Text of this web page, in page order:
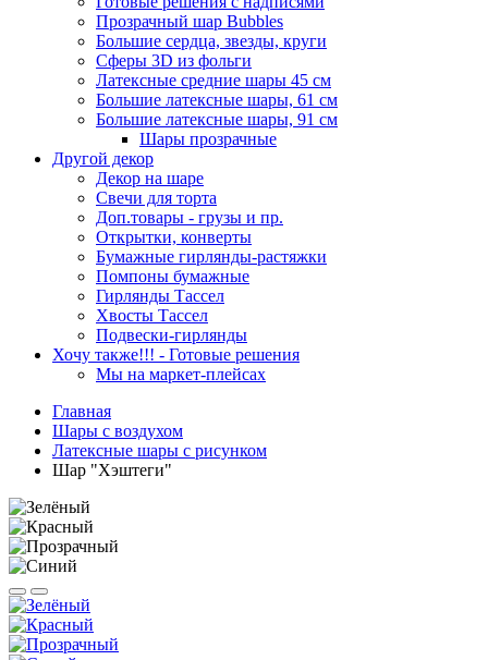
Прозрачный шар Bubbles
Большие сердца, звезды, круги
Сферы 3D из фольги
Латексные средние шары 45 см
Большие латексные шары, 61 см
Большие латексные шары, 91 см
Шары прозрачные
Другой декор
Декор на шаре
Свечи для торта
Доп.товары - грузы и пр.
Открытки, конверты
Бумажные гирлянды-растяжки
Помпоны бумажные
Гирлянды Тассел
Хвосты Тассел
Подвески-гирлянды
Хочу также!!! - Готовые решения
Мы на маркет-плейсах
Главная
Шары c воздухом
Латексные шары с рисунком
Шар "Хэштеги"